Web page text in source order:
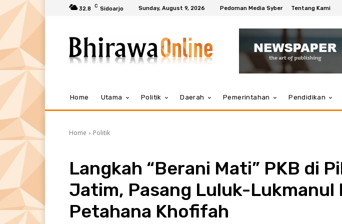
32.8 C Sidoarjo Sunday, August 9, 2026 Pedoman Media Syber Tentang Kami
Home Utama Politik Daerah Pemerintahan Pendidikan
Home Politik
Langkah “Berani Mati” PKB di
Jatim, Pasang Luluk-Lukmanul
Petahana Khofifah